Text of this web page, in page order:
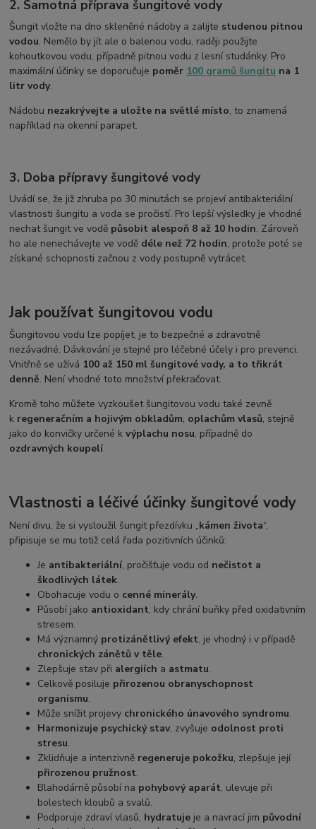
2. Samotná příprava šungitové vody
Šungit vložte na dno skleněné nádoby a zalijte studenou pitnou
vodou. Nemělo by jít ale o balenou vodu, raději použijte
kohoutkovou vodu, případně pitnou vodu z lesní studánky. Pro
maximální účinky se doporučuje poměr 100 gramů šungitu na 1
litr vody.
Nádobu nezakrývejte a uložte na světlé místo, to znamená
například na okenní parapet.
3. Doba přípravy šungitové vody
Uvádí se, že již zhruba po 30 minutách se projeví antibakteriální
vlastnosti šungitu a voda se pročistí. Pro lepší výsledky je vhodné
nechat šungit ve vodě působit alespoň 8 až 10 hodin. Zároveň
ho ale nenechávejte ve vodě déle než 72 hodin, protože poté se
získané schopnosti začnou z vody postupně vytrácet.
Jak používat šungitovou vodu
Šungitovou vodu lze popíjet, je to bezpečné a zdravotně
nezávadné. Dávkování je stejné pro léčebné účely i pro prevenci.
Vnitřně se užívá 100 až 150 ml šungitové vody, a to třikrát
denně. Není vhodné toto množství překračovat.
Kromě toho můžete vyzkoušet šungitovou vodu také zevně
k regeneračním a hojivým obkladům, oplachům vlasů, stejně
jako do konvičky určené kvýplachu nosu, případně do
ozdravných koupelí.
Vlastnosti a léčivé účinky šungitové vody
Není divu, že si vysloužil šungit přezdívku „kámen života“,
připisuje se mu totiž celá řada pozitivních účinků:
Je antibakteriální, pročišťuje vodu od nečistot a
škodlivých látek.
Obohacuje vodu o cenné minerály.
Působí jako antioxidant, kdy chrání buňky před oxidativním
stresem.
Má významný protizánětlivý efekt, je vhodný i v případě
chronických zánětů v těle.
Zlepšuje stav při alergiích a astmatu.
Celkově posiluje přirozenou obranyschopnost
organismu.
Může snížit projevy chronického únavového syndromu.
Harmonizuje psychický stav, zvyšuje odolnost proti
stresu.
Zklidňuje a intenzivně regeneruje pokožku, zlepšuje její
přirozenou pružnost.
Blahodárně působí na pohybový aparát, ulevuje při
bolestech kloubů a svalů.
Podporuje zdraví vlasů, hydratuje je a navrací jim původní